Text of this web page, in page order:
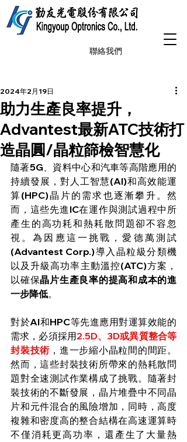
聯絡我們
助力生產良率提升，
Advantest最新ATC技術打
造晶圓/晶粒篩檢智慧化
2024年2月19日
隨著5G、資料中心和汽車等高階應用的
持續發展，對人工智慧(AI)和高效能運
算(HPC)晶片的需求也逐漸攀升。然
而，這些先進IC在運作與測試過程中所
產生的高功耗和熱耗散問題卻不容忽
視。為因應這一挑戰，愛德萬測試
(Advantest Corp.)導入晶粒級分類機
以及升級高功率主動溫控(ATC)方案，
以確保晶片生產良率的提高和成本的進
一步降低。
對於AI和HPC等先進應用對運算效能的
需求，必須採用2.5D、3D或異質整合等
封裝技術 ，進一步縮小晶粒間的間距。
然而，這些封裝技術所帶來的熱耗散問
題對全速測試作業構成了挑戰。隨著封
裝技術的不斷發展，晶片堆疊中不同晶
片和元件混合的風險增加，同時，高度
複雜和密度高的整合結構在高速運算時
不僅消耗更高功率，還產生了大量熱